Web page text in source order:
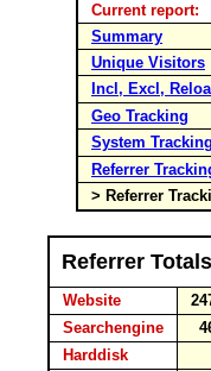
Current report:
Summary
Unique Visitors
Incl, Excl,
Geo Tracking
System Tracking
Referrer
> Referrer
Referrer
Website
Searchengine
Harddisk